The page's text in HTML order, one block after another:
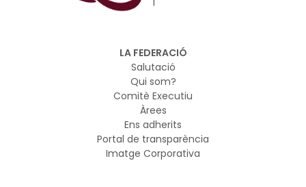
LA FEDERACIÓ
Salutació
Qui som?
Comitè Executiu
Àrees
Ens adherits
Portal de transparència
Imatge Corporativa